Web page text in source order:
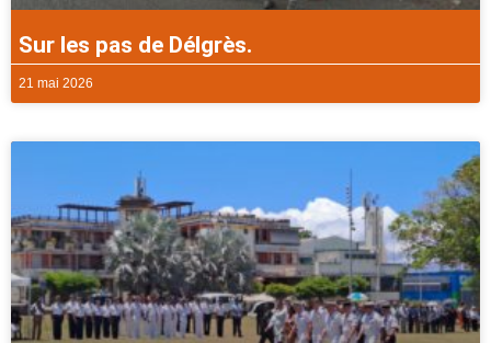
Sur les pas de Délgrès.
21 mai 2026